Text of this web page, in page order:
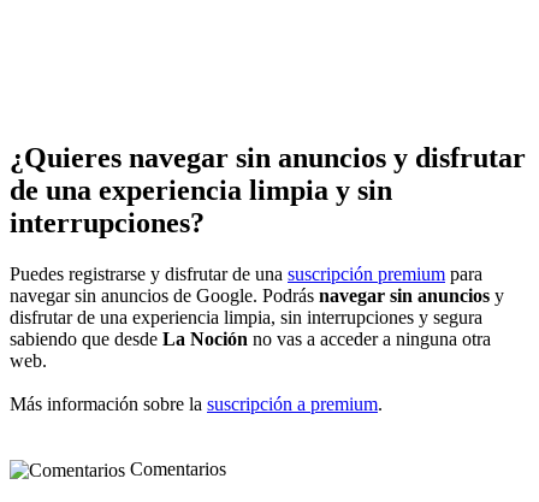
¿Quieres navegar sin anuncios y disfrutar
de una experiencia limpia y sin
interrupciones?
Puedes registrarse y disfrutar de una suscripción premium para
navegar sin anuncios de Google. Podrás navegar sin anuncios y
disfrutar de una experiencia limpia, sin interrupciones y segura
sabiendo que desde La Noción no vas a acceder a ninguna otra
web.
Más información sobre la suscripción a premium.
Comentarios